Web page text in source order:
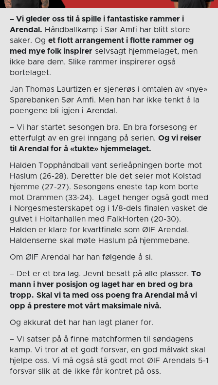
– Vi gleder oss til å spille i fantastiske rammer i
Arendal. Håndballkamp i Sør Amfi har blitt store
saker. Og et flott arrangement i flotte rammer og
med mye folk inspirerselvsagt hjemmelaget, men
ikke bare dem. Slike rammer inspirerer også
bortelaget.
Jan Thomas Laurtizen er sjenerøs i omtalen av «nye»
Sparebanken Sør Amfi. Men han har ikke tenkt å la
poengene bli igjen i Arendal.
– Vi har startet sesongen bra. En bra forsesong er
etterfulgt av en grei inngang på serien. Og vi reiser
til Arendal for å «tukte» hjemmelaget.
Halden Topphåndball vant serieåpningen borte mot
Haslum (26-28). Deretter ble det seier mot Kolstad
hjemme (27-27). Sesongens eneste tap kom borte
mot Drammen (33-24). Laget henger også godt med
i Norgesmesterskapet og i 1/8-dels finalen vasket de
gulvet i Holtanhallen med FalkHorten (20-30).
Halden er klare for kvartfinale som ØIF Arendal.
Haldenserne skal møte Haslum på hjemmebane.
Om ØIF Arendal har han følgende å si.
– Det er et bra lag. Jevnt besatt på alle plasser. To
mann i hver posisjon og laget har en bred og bra
tropp. Skal vi ta med oss poeng fra Arendal må vi
opp å prestere mot vårt maksimale nivå.
Og akkurat det har han lagt planer for.
– Vi satser på å finne matchformen til søndagens
kamp. Vi tror at et godt forsvar, en god målvakt skal
hjelpe oss. Vi må også stå godt mot ØIF Arendals 5-1
forsvar slik at de ikke får kontret på oss.